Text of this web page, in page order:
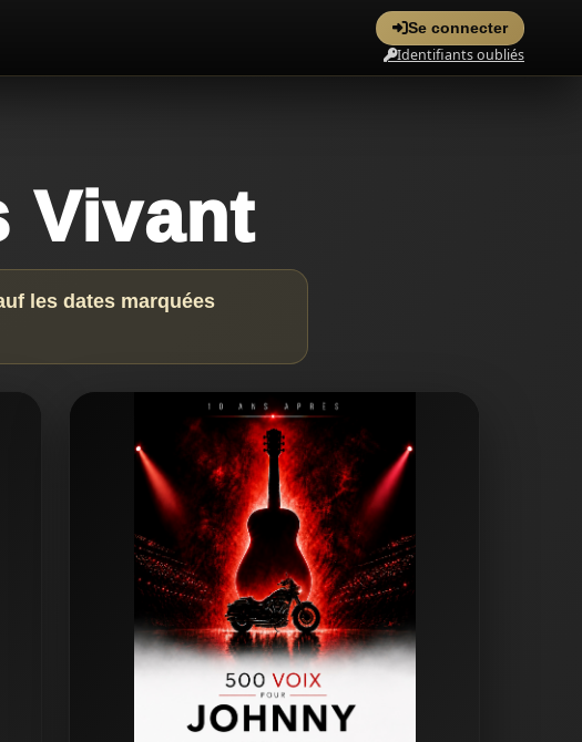
Se connecter
Identifiants oubliés
Vivant
les dates marquées